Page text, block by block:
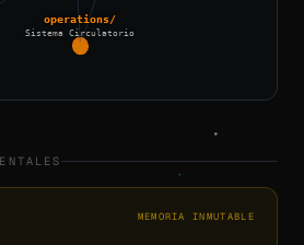
operations/
Sistema Circulatorio
MEMORIA INMUTABLE